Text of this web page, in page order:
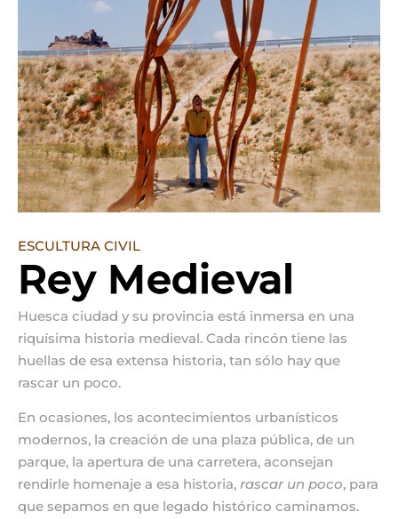
ESCULTURA CIVIL
Rey Medieval
Huesca ciudad y su provincia está inmersa en una
riquísima historia medieval. Cada rincón tiene las
huellas de esa extensa historia, tan sólo hay que
rascar un poco.
En ocasiones, los acontecimientos urbanísticos
modernos, la creación de una plaza pública, de un
parque, la apertura de una carretera, aconsejan
rendirle homenaje a esa historia, rascar un poco, para
que sepamos en que legado histórico caminamos.